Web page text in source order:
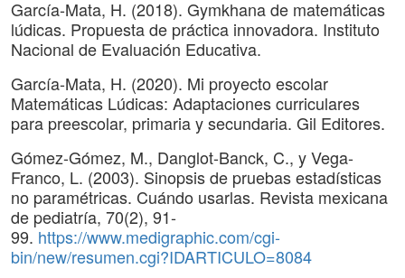
García-Mata, H. (2018). Gymkhana de matemáticas
lúdicas. Propuesta de práctica innovadora. Instituto
Nacional de Evaluación Educativa.
García-Mata, H. (2020). Mi proyecto escolar
Matemáticas Lúdicas: Adaptaciones curriculares
para preescolar, primaria y secundaria. Gil Editores.
Gómez-Gómez, M., Danglot-Banck, C., y Vega-
Franco, L. (2003). Sinopsis de pruebas estadísticas
no paramétricas. Cuándo usarlas. Revista mexicana
de pediatría, 70(2), 91-
99. https://www.medigraphic.com/cgi-
bin/new/resumen.cgi?IDARTICULO=8084